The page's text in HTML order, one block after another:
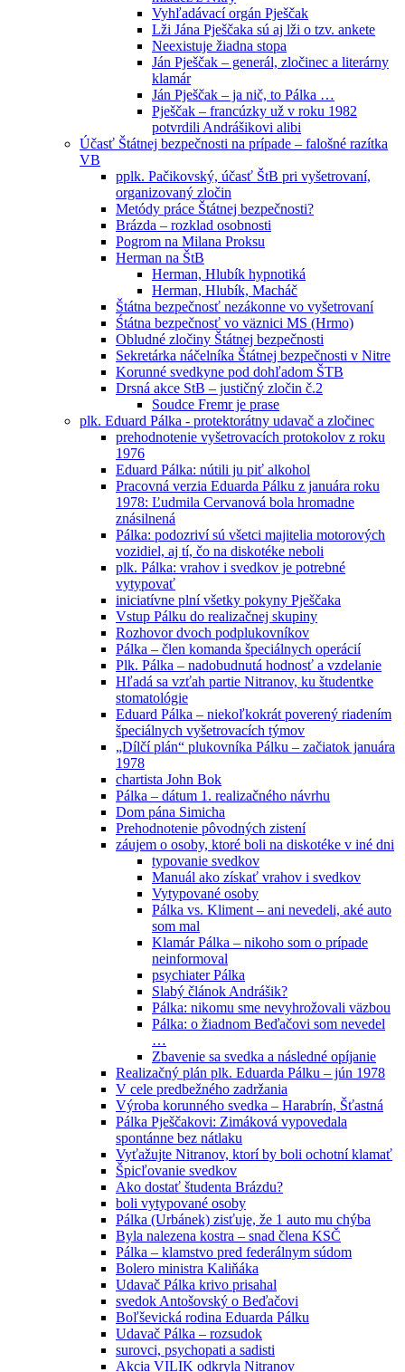
Vyhľadávací orgán Pješčak
Lži Jána Pješčaka sú aj lži o tzv. ankete
Neexistuje žiadna stopa
Ján Pješčak – generál, zločinec a literárny
klamár
Ján Pješčak – ja nič, to Pálka …
Pješčak – francúzky už v roku 1982
potvrdili Andrášikovi alibi
Účasť Štátnej bezpečnosti na prípade – falošné razítka
VB
pplk. Pačikovský, účasť ŠtB pri vyšetrovaní,
organizovaný zločin
Metódy práce Štátnej bezpečnosti?
Brázda – rozklad osobnosti
Pogrom na Milana Proksu
Herman na ŠtB
Herman, Hlubík hypnotiká
Herman, Hlubík, Macháč
Štátna bezpečnosť nezákonne vo vyšetrovaní
Śtátna bezpečnosť vo väznici MS (Hrmo)
Obludné zločiny Štátnej bezpečnosti
Sekretárka náčelníka Štátnej bezpečnosti v Nitre
Korunné svedkyne pod dohľadom ŠTB
Drsná akce StB – justičný zločin č.2
Soudce Fremr je prase
plk. Eduard Pálka - protektorátny udavač a zločinec
prehodnotenie vyšetrovacích protokolov z roku
1976
Eduard Pálka: nútili ju piť alkohol
Pracovná verzia Eduarda Pálku z januára roku
1978: Ľudmila Cervanová bola hromadne
znásilnená
Pálka: podozriví sú všetci majitelia motorových
vozidiel, aj tí, čo na diskotéke neboli
plk. Pálka: vrahov i svedkov je potrebné
vytypovať
iniciatívne plní všetky pokyny Pješčaka
Vstup Pálku do realizačnej skupiny
Rozhovor dvoch podplukovníkov
Pálka – člen komanda špeciálnych operácií
Plk. Pálka – nadobudnutá hodnosť a vzdelanie
Hľadá sa vzťah partie Nitranov, ku študentke
stomatológie
Eduard Pálka – niekoľkokrát poverený riadením
špeciálnych vyšetrovacích týmov
„Dílčí plán“ plukovníka Pálku – začiatok januára
1978
chartista John Bok
Pálka – dátum 1. realizačného návrhu
Dom pána Simicha
Prehodnotenie pôvodných zistení
záujem o osoby, ktoré boli na diskotéke v iné dni
typovanie svedkov
Manuál ako získať vrahov i svedkov
Vytypované osoby
Pálka vs. Kliment – ani nevedeli, aké auto
som mal
Klamár Pálka – nikoho som o prípade
neinformoval
psychiater Pálka
Slabý článok Andrášik?
Pálka: nikomu sme nevyhrožovali väzbou
Pálka: o žiadnom Beďačovi som nevedel
…
Zbavenie sa svedka a následné opíjanie
Realizačný plán plk. Eduarda Pálku – jún 1978
V cele predbežného zadržania
Výroba korunného svedka – Harabrín, Šťastná
Pálka Pješčakovi: Zimáková vypovedala
spontánne bez nátlaku
Vyťažujte Nitranov, ktorí by boli ochotní klamať
Špicľovanie svedkov
Ako dostať študenta Brázdu?
boli vytypované osoby
Pálka (Urbánek) zisťuje, že 1 auto mu chýba
Byla nalezena kostra – snad člena KSČ
Pálka – klamstvo pred federálnym súdom
Bolero ministra Kaliňáka
Udavač Pálka krivo prisahal
svedok Antošovský o Beďačovi
Boľševická rodina Eduarda Pálku
Udavač Pálka – rozsudok
surovci, psychopati a sadisti
Akcia VILIK odkryla Nitranov